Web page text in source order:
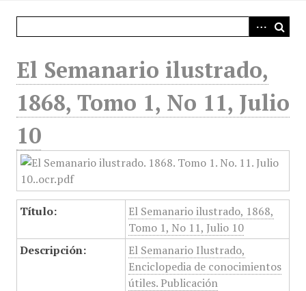
El Semanario ilustrado,
1868, Tomo 1, No 11, Julio
10
Título:
El Semanario ilustrado, 1868,
Tomo 1, No 11, Julio 10
Descripción:
El Semanario Ilustrado,
Enciclopedia de conocimientos
útiles. Publicación